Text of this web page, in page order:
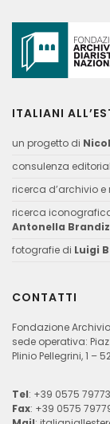
ITALIANI
un progetto di
consulenza
ricerca d’archivio e
ricerca
Antonella
fotografie di Luigi
CONTATTI
Fondazione
sede operativa:
Plinio Pellegrini, 1 –
Tel: +39 0575
Fax: +39 0575